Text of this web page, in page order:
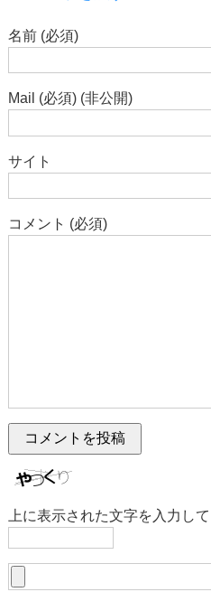
名前 (必須)
Mail (必須) (非公開)
サイト
コメント (必須)
上に表示された文字を入力して